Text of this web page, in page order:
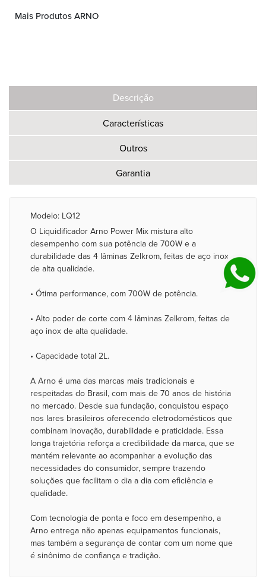
Mais Produtos ARNO
Descrição
Características
Outros
Garantia
Modelo: LQ12
O Liquidificador Arno Power Mix mistura alto
desempenho com sua potência de 700W e a
durabilidade das 4 lâminas Zelkrom, feitas de aço inox
de alta qualidade.
• Ótima performance, com 700W de potência.
• Alto poder de corte com 4 lâminas Zelkrom, feitas de
aço inox de alta qualidade.
• Capacidade total 2L.
A Arno é uma das marcas mais tradicionais e
respeitadas do Brasil, com mais de 70 anos de história
no mercado. Desde sua fundação, conquistou espaço
nos lares brasileiros oferecendo eletrodomésticos que
combinam inovação, durabilidade e praticidade. Essa
longa trajetória reforça a credibilidade da marca, que se
mantém relevante ao acompanhar a evolução das
necessidades do consumidor, sempre trazendo
soluções que facilitam o dia a dia com eficiência e
qualidade.
Com tecnologia de ponta e foco em desempenho, a
Arno entrega não apenas equipamentos funcionais,
mas também a segurança de contar com um nome que
é sinônimo de confiança e tradição.